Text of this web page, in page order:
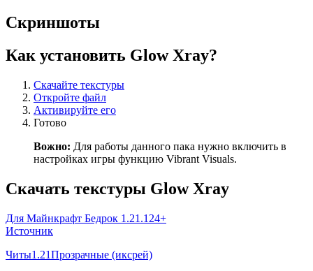
Скриншоты
Как установить Glow Xray?
Скачайте текстуры
Откройте файл
Активируйте его
Готово
Вожно: Для работы данного пака нужно включить в
настройках игры функцию Vibrant Visuals.
Скачать текстуры Glow Xray
Для Майнкрафт Бедрок 1.21.124+
Источник
Читы1.21Прозрачные (иксрей)